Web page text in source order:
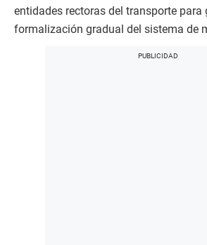
entidades rectoras del transporte para
formalización gradual del sistema de